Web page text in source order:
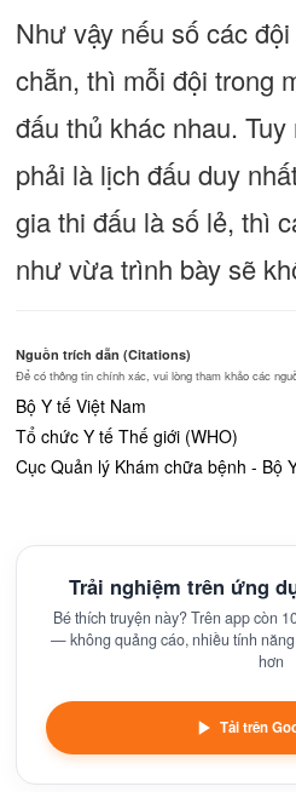
Như vậy nếu số các
chẵn, thì mỗi đội trong
đấu thủ khác nhau.
phải là lịch đấu duy
gia thi đấu là số lẻ, thì
như vừa trình bày sẽ
Nguồn trích dẫn (Citations)
Để có thông tin chính xác, vui lòng tham khảo các
Bộ Y tế Việt Nam
Tổ chức Y tế Thế giới (WHO)
Cục Quản lý Khám chữa bệnh - Bộ
Trải nghiệm trên ứng
Bé thích truyện này? Trên app còn
— không quảng cáo, nhiều tính
hơn
Tải trên